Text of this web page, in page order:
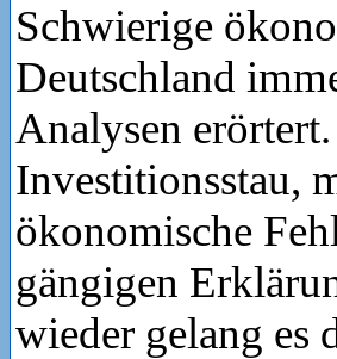
Schwierige
Deutschland
Analysen
Investitionsstau,
ökonomische
gängigen
wieder gelang es